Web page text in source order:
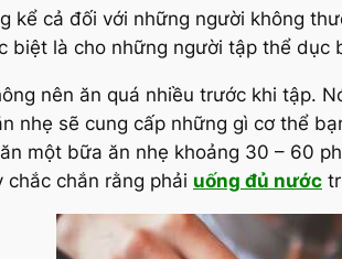
kể cả đối với những người không
biệt là cho những người tập thể dục
nên ăn quá nhiều trước khi tập.
nhẹ sẽ cung cấp những gì cơ thể
một bữa ăn nhẹ khoảng 30 – 60
chắc chắn rằng phải uống đủ nước